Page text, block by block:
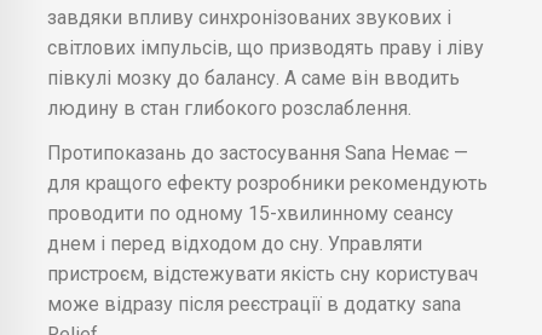
завдяки впливу синхронізованих звукових і
світлових імпульсів, що призводять праву і ліву
півкулі мозку до балансу. А саме він вводить
людину в стан глибокого розслаблення.
Протипоказань до застосування Sana Немає —
для кращого ефекту розробники рекомендують
проводити по одному 15-хвилинному сеансу
днем і перед відходом до сну. Управляти
пристроєм, відстежувати якість сну користувач
може відразу після реєстрації в додатку sana